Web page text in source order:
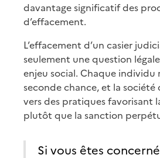
davantage significatif des
d’effacement.
L’effacement d’un casier
seulement une question
enjeu social. Chaque individu
seconde chance, et la société
vers des pratiques favorisant
plutôt que la sanction
Si vous êtes